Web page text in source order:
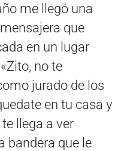
me llegó una
que
en un lugar
no te
jurado de los
en tu casa y
llega a ver
bandera que le